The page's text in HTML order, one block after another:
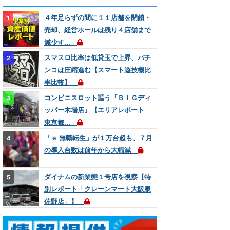
４年足らずの間に１１店舗を閉鎖・
売却、経営ホールは残り４店舗まで
減少す...
スマスロ比率は低貸玉で上昇、パチ
ンコは圧縮進む【スマート遊技機比
率比較】
コンビニスロット謳う『ＢＩＧディ
ッパー木場店』【エリアレポート
東京都...
「ｅ 無職転生」が１万台超も、７月
の導入台数は前年から大幅減
ダイナムの新業態１号店を視察【特
別レポート「クレーンマート大阪泉
佐野店」】